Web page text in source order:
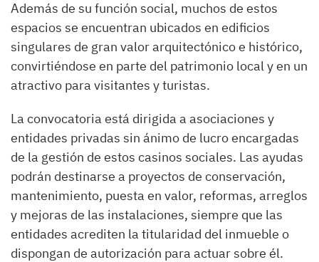
Además de su función social, muchos de estos
espacios se encuentran ubicados en edificios
singulares de gran valor arquitectónico e histórico,
convirtiéndose en parte del patrimonio local y en un
atractivo para visitantes y turistas.
La convocatoria está dirigida a asociaciones y
entidades privadas sin ánimo de lucro encargadas
de la gestión de estos casinos sociales. Las ayudas
podrán destinarse a proyectos de conservación,
mantenimiento, puesta en valor, reformas, arreglos
y mejoras de las instalaciones, siempre que las
entidades acrediten la titularidad del inmueble o
dispongan de autorización para actuar sobre él.